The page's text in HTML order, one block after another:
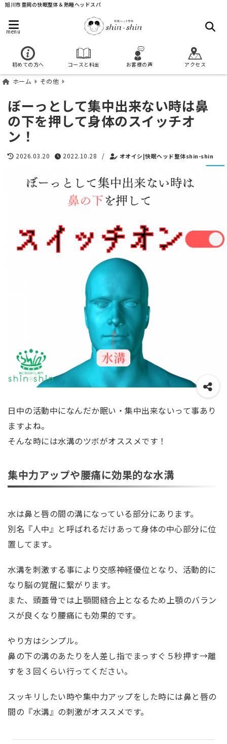
旭川市豊岡の快眠整体＆熟睡ヘッドスパ
menu
初めての方へ コースと料金 お客様の声 アクセス
ホーム その他
ぼーっとして集中出来ない時は鼻
の下を押して身体のスイッチオ
ン！
2026.03.20 2022.10.28 / オオイシ|快眠ヘッド整体shin-shin
日中の活動中になんだか眠い・集中出来ないって事あり
ますよね。
そんな時には水溝のツボがオススメです！
集中力アップや腰痛に効果的な水溝
水は鼻と唇の間の溝になっている部分にあります。
別名『人中』と呼ばれるだけあって身体の中心部分に位
置してます。
水溝を刺激する事により交感神経優位となり、活動的に
なり脳の覚醒に繋がります。
また、頭蓋骨では上顎間縫合上となるため上顎のバラン
スが良くなり腰痛にも効果的です。
やり方はシンプル。
鼻の下の溝のあたりを人差し指でまっすぐ５秒押す→離
すを３回くらい行ってください。
スッキリしたい時や集中力アップをした時には鼻と唇の
間の『水溝』の刺激がオススメです。